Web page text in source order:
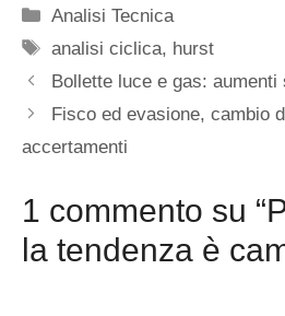
Categorie
Analisi Tecnica
Tag
analisi ciclica, hurst
Bollette luce e gas: aumenti
Fisco ed evasione, cambio
accertamenti
1 commento su
la tendenza è